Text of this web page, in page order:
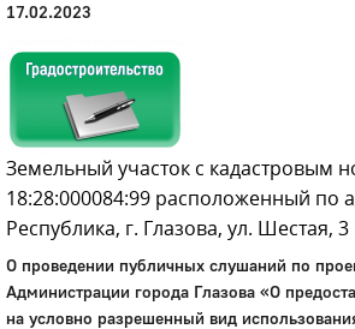
Город
Глазов
17.02.2023
Земельный участок с кадастровым
18:28:000084:99 расположенный по
Республика, г. Глазова, ул. Шестая, 3
О проведении публичных слушаний по
Администрации города Глазова «О
на условно разрешенный вид